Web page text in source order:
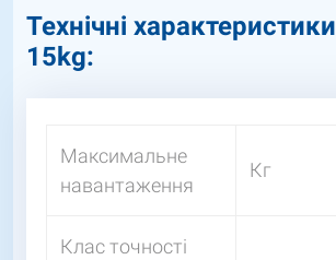
Технічні
15kg:
Максимальне
навантаження
Кг
Клас точності